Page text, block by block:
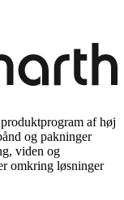
af høj
og pakninger
viden og
omkring løsninger